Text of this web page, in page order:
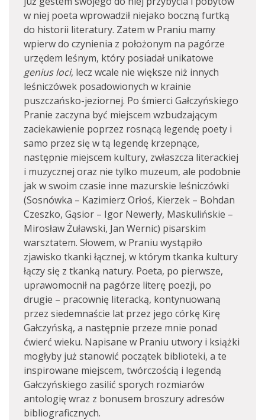
w niej poeta wprowadził niejako boczną furtką
do historii literatury. Zatem w Praniu mamy
wpierw do czynienia z położonym na pagórze
urzędem leśnym, który posiadał unikatowe
genius loci, lecz wcale nie większe niż innych
leśniczówek posadowionych w krainie
puszczańsko-jeziornej. Po śmierci Gałczyńskiego
Pranie zaczyna być miejscem wzbudzającym
zaciekawienie poprzez rosnącą legendę poety i
samo przez się w tą legendę krzepnące,
następnie miejscem kultury, zwłaszcza literackiej
i muzycznej oraz nie tylko muzeum, ale podobnie
jak w swoim czasie inne mazurskie leśniczówki
(Sosnówka – Kazimierz Orłoś, Kierzek – Bohdan
Czeszko, Gąsior – Igor Newerly, Maskulińskie –
Mirosław Żuławski, Jan Wernic) pisarskim
warsztatem. Słowem, w Praniu wystąpiło
zjawisko tkanki łącznej, w którym tkanka kultury
łączy się z tkanką natury. Poeta, po pierwsze,
uprawomocnił na pagórze literę poezji, po
drugie – pracownię literacką, kontynuowaną
przez siedemnaście lat przez jego córkę Kirę
Gałczyńską, a następnie przeze mnie ponad
ćwierć wieku. Napisane w Praniu utwory i książki
mogłyby już stanowić początek biblioteki, a te
inspirowane miejscem, twórczością i legendą
Gałczyńskiego zasilić sporych rozmiarów
antologię wraz z bonusem broszury adresów
bibliograficznych.